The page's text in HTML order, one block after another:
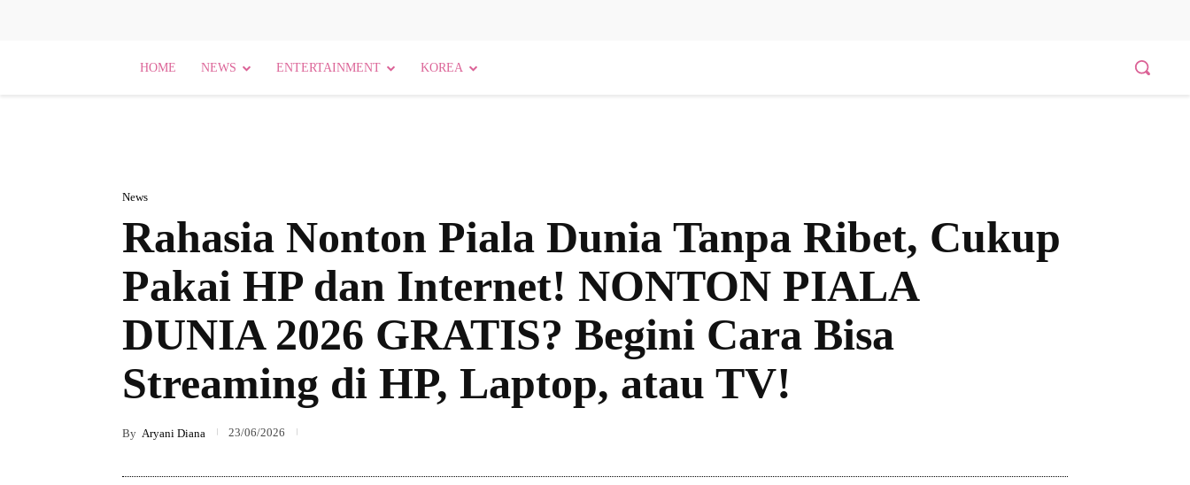
HOME NEWS ENTERTAINMENT KOREA
News
Rahasia Nonton Piala Dunia Tanpa Ribet, Cukup
Pakai HP dan Internet! NONTON PIALA
DUNIA 2026 GRATIS? Begini Cara Bisa
Streaming di HP, Laptop, atau TV!
By Aryani Diana 23/06/2026